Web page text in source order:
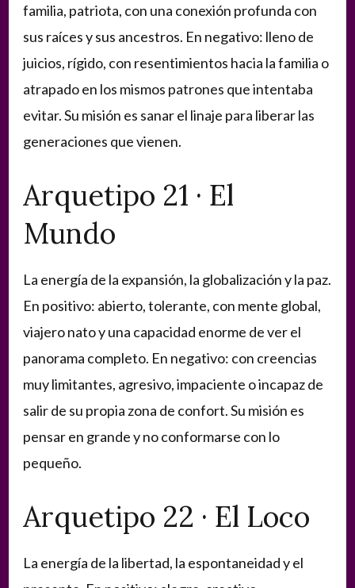
familia, patriota, con una conexión profunda con
sus raíces y sus ancestros. En negativo: lleno de
juicios, rígido, con resentimientos hacia la familia o
atrapado en los mismos patrones que intentaba
evitar. Su misión es sanar el linaje para liberar las
generaciones que vienen.
Arquetipo 21 · El
Mundo
La energía de la expansión, la globalización y la paz.
En positivo: abierto, tolerante, con mente global,
viajero nato y una capacidad enorme de ver el
panorama completo. En negativo: con creencias
muy limitantes, agresivo, impaciente o incapaz de
salir de su propia zona de confort. Su misión es
pensar en grande y no conformarse con lo
pequeño.
Arquetipo 22 · El Loco
La energía de la libertad, la espontaneidad y el